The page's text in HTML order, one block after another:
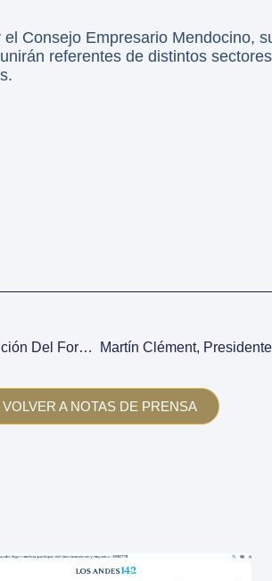
Consejo Empresario Mendocino,
referentes de distintos
Mendoza Se Prepara Para Una Nueva Edición Del Foro De Inversiones & Negocios
VOLVER A NOTAS DE PRENSA